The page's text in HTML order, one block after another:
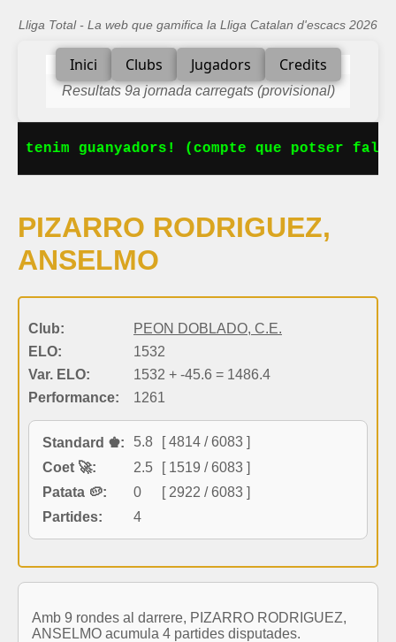
Lliga Total - La web que gamifica la Lliga Catalan d'escacs 2026
Inici Clubs Jugadors Credits
Resultats 9a jornada carregats (provisional)
tenim guanyadors! (compte que potser
PIZARRO RODRIGUEZ,
ANSELMO
Club:
PEON DOBLADO, C.E.
ELO:
1532
Var. ELO:
1532 + -45.6 = 1486.4
Performance:
1261
Standard ♚: 5.8
[ 4814 / 6083 ]
Coet 🚀:
2.5
[ 1519 / 6083 ]
Patata 🥔:
0
[ 2922 / 6083 ]
Partides:
4
Amb 9 rondes al darrere, PIZARRO RODRIGUEZ,
ANSELMO acumula 4 partides disputades.